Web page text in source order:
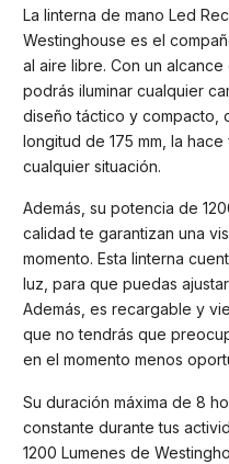
La linterna de mano Led
Westinghouse es el
al aire libre. Con un
podrás iluminar cualquier
diseño táctico y compacto,
longitud de 175 mm, la
cualquier situación.
Además, su potencia de
calidad te garantizan una
momento. Esta linterna
luz, para que puedas
Además, es recargable y
que no tendrás que
en el momento menos
Su duración máxima de 8
constante durante tus
1200 Lumenes de